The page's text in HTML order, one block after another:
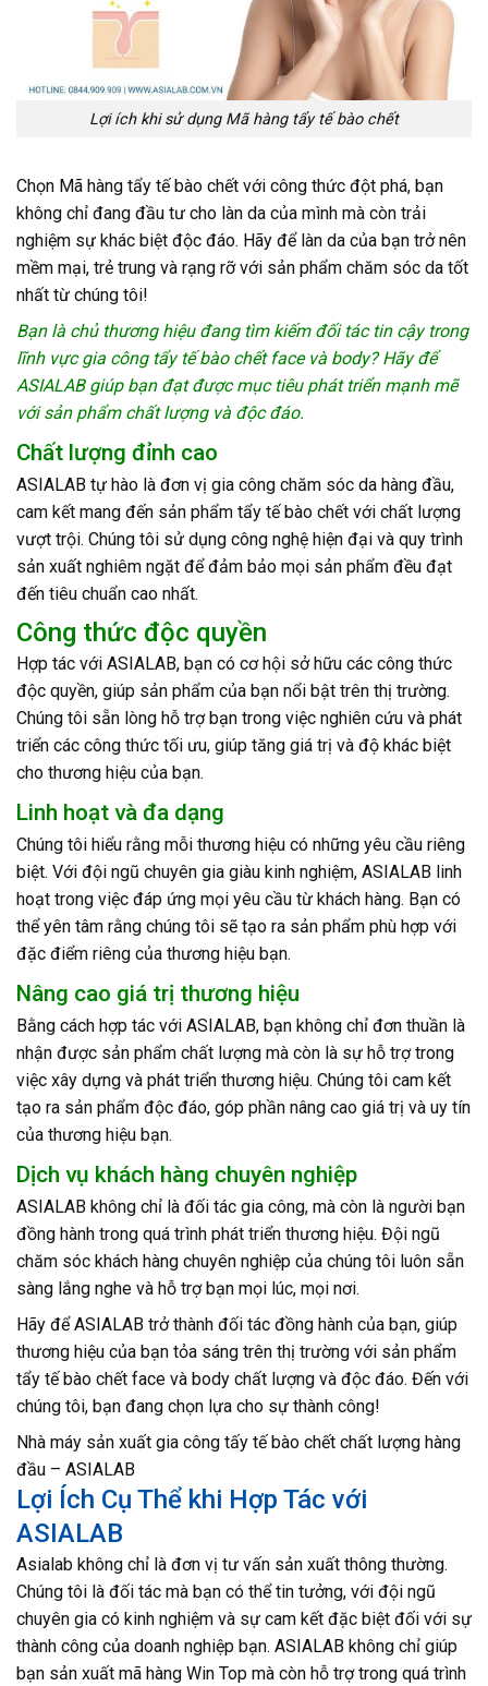
Lợi ích khi sử dụng Mã hàng tẩy tế bào chết
Chọn Mã hàng tẩy tế bào chết với công thức đột phá, bạn
không chỉ đang đầu tư cho làn da của mình mà còn trải
nghiệm sự khác biệt độc đáo. Hãy để làn da của bạn trở nên
mềm mại, trẻ trung và rạng rỡ với sản phẩm chăm sóc da tốt
nhất từ chúng tôi!
Bạn là chủ thương hiệu đang tìm kiếm đối tác tin cậy trong
lĩnh vực gia công tẩy tế bào chết face và body? Hãy để
ASIALAB giúp bạn đạt được mục tiêu phát triển mạnh mẽ
với sản phẩm chất lượng và độc đáo.
Chất lượng đỉnh cao
ASIALAB tự hào là đơn vị gia công chăm sóc da hàng đầu,
cam kết mang đến sản phẩm tẩy tế bào chết với chất lượng
vượt trội. Chúng tôi sử dụng công nghệ hiện đại và quy trình
sản xuất nghiêm ngặt để đảm bảo mọi sản phẩm đều đạt
đến tiêu chuẩn cao nhất.
Công thức độc quyền
Hợp tác với ASIALAB, bạn có cơ hội sở hữu các công thức
độc quyền, giúp sản phẩm của bạn nổi bật trên thị trường.
Chúng tôi sẵn lòng hỗ trợ bạn trong việc nghiên cứu và phát
triển các công thức tối ưu, giúp tăng giá trị và độ khác biệt
cho thương hiệu của bạn.
Linh hoạt và đa dạng
Chúng tôi hiểu rằng mỗi thương hiệu có những yêu cầu riêng
biệt. Với đội ngũ chuyên gia giàu kinh nghiệm, ASIALAB linh
hoạt trong việc đáp ứng mọi yêu cầu từ khách hàng. Bạn có
thể yên tâm rằng chúng tôi sẽ tạo ra sản phẩm phù hợp với
đặc điểm riêng của thương hiệu bạn.
Nâng cao giá trị thương hiệu
Bằng cách hợp tác với ASIALAB, bạn không chỉ đơn thuần là
nhận được sản phẩm chất lượng mà còn là sự hỗ trợ trong
việc xây dựng và phát triển thương hiệu. Chúng tôi cam kết
tạo ra sản phẩm độc đáo, góp phần nâng cao giá trị và uy tín
của thương hiệu bạn.
Dịch vụ khách hàng chuyên nghiệp
ASIALAB không chỉ là đối tác gia công, mà còn là người bạn
đồng hành trong quá trình phát triển thương hiệu. Đội ngũ
chăm sóc khách hàng chuyên nghiệp của chúng tôi luôn sẵn
sàng lắng nghe và hỗ trợ bạn mọi lúc, mọi nơi.
Hãy để ASIALAB trở thành đối tác đồng hành của bạn, giúp
thương hiệu của bạn tỏa sáng trên thị trường với sản phẩm
tẩy tế bào chết face và body chất lượng và độc đáo. Đến với
chúng tôi, bạn đang chọn lựa cho sự thành công!
Nhà máy sản xuất gia công tấy tế bào chết chất lượng hàng
đầu – ASIALAB
Lợi Ích Cụ Thể khi Hợp Tác với
ASIALAB
Asialab không chỉ là đơn vị tư vấn sản xuất thông thường.
Chúng tôi là đối tác mà bạn có thể tin tưởng, với đội ngũ
chuyên gia có kinh nghiệm và sự cam kết đặc biệt đối với sự
thành công của doanh nghiệp bạn. ASIALAB không chỉ giúp
bạn sản xuất mã hàng Win Top mà còn hỗ trợ trong quá trình